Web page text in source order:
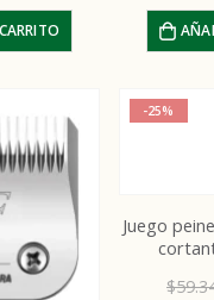
-25%
Juego
$